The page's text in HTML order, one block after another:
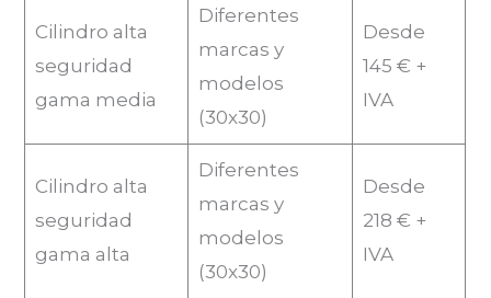
Cilindro alta
seguridad
gama media
Diferentes
marcas y
modelos
(30x30)
Desde
145 € +
IVA
Cilindro alta
seguridad
gama alta
Diferentes
marcas y
modelos
(30x30)
Desde
218 € +
IVA